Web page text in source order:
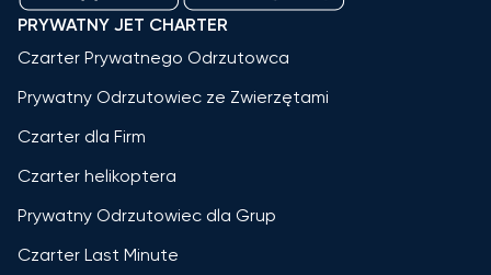
PRYWATNY JET CHARTER
Czarter Prywatnego Odrzutowca
Prywatny Odrzutowiec ze Zwierzętami
Czarter dla Firm
Czarter helikoptera
Prywatny Odrzutowiec dla Grup
Czarter Last Minute